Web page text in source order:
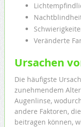
Veränderte
Ursachen
Die häufigste
zunehmendem
Augenlinse,
andere Faktoren,
beitragen können,